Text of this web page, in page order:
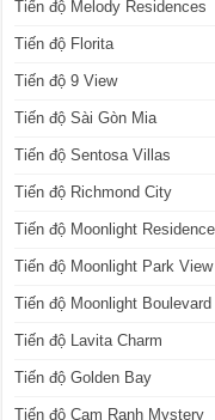
Tiến độ Melody Residences
Tiến độ Florita
Tiến độ 9 View
Tiến độ Sài Gòn Mia
Tiến độ Sentosa Villas
Tiến độ Richmond City
Tiến độ Moonlight Residence
Tiến độ Moonlight Park View
Tiến độ Moonlight Boulevard
Tiến độ Lavita Charm
Tiến độ Golden Bay
Tiến độ Cam Ranh Mystery